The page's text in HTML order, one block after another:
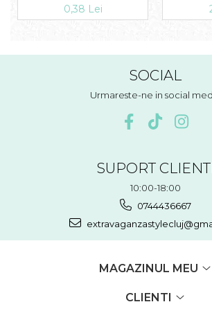
0,38 Lei
SOCIAL
Urmareste-ne in social
SUPORT
10:00-18:00
0744436667
MAGAZINUL MEU
CLIENTI